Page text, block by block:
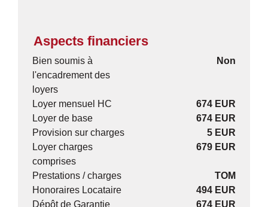
Aspects financiers
Bien soumis à
l'encadrement des
loyers
Non
Loyer mensuel HC
674 EUR
Loyer de base
674 EUR
Provision sur charges
5 EUR
Loyer charges
comprises
679 EUR
Prestations / charges
TOM
Honoraires Locataire
494 EUR
Dépôt de Garantie
674 EUR